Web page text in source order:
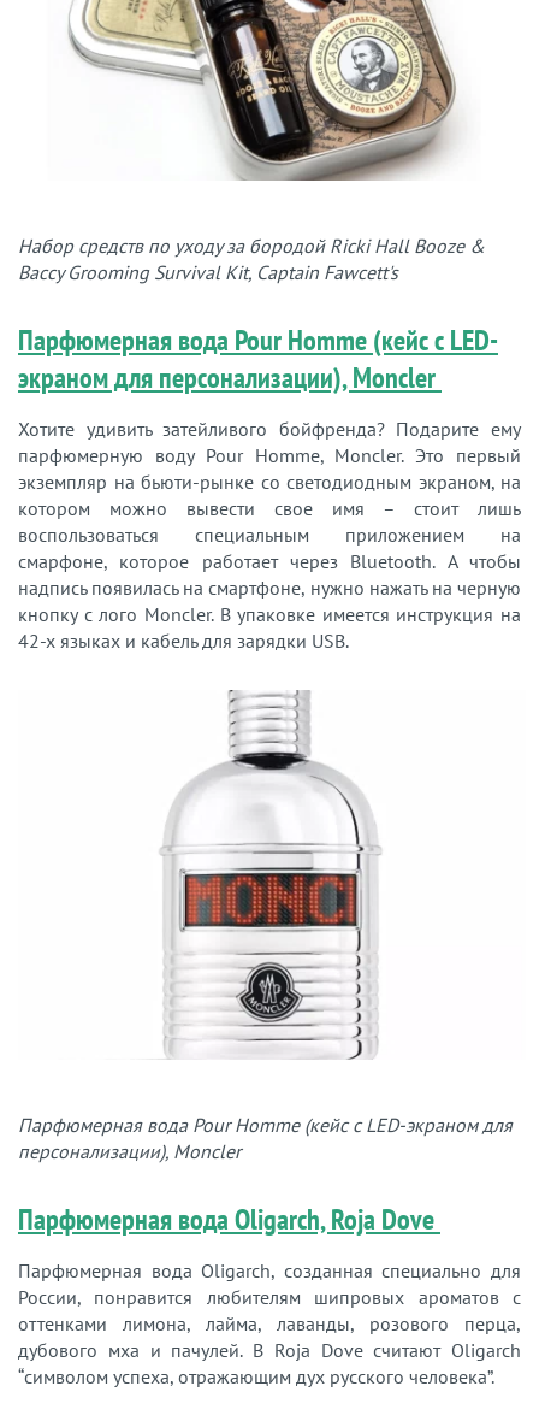
Набор средств по уходу за бородой Ricki Hall Booze &
Baccy Grooming Survival Kit, Captain Fawcett's
Парфюмерная вода Pour Homme (кейс с LED-
экраном для персонализации), Moncler
Хотите удивить затейливого бойфренда? Подарите ему
парфюмерную воду Pour Homme, Moncler. Это первый
экземпляр на бьюти-рынке со светодиодным экраном, на
котором можно вывести свое имя – стоит лишь
воспользоваться специальным приложением на
смарфоне, которое работает через Bluetooth. А чтобы
надпись появилась на смартфоне, нужно нажать на черную
кнопку с лого Moncler. В упаковке имеется инструкция на
42-х языках и кабель для зарядки USB.
Парфюмерная вода Pour Homme (кейс с LED-экраном для
персонализации), Moncler
Парфюмерная вода Oligarch, Roja Dove
Парфюмерная вода Oligarch, созданная специально для
России, понравится любителям шипровых ароматов с
оттенками лимона, лайма, лаванды, розового перца,
дубового мха и пачулей. В Roja Dove считают Oligarch
“символом успеха, отражающим дух русского человека”.